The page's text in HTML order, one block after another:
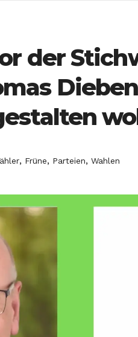
der
, Früne, Parteien, Wahlen